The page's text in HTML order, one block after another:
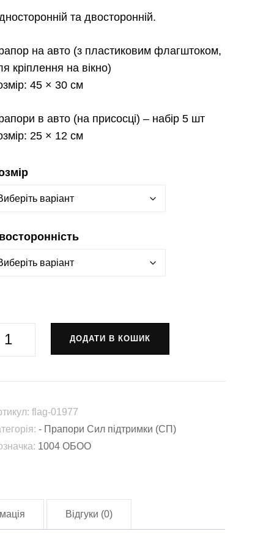
та двосторонній.
на авто (з пластиковим флагштоком,
кріплення на вікно)
45 × 30 см
в авто (на присосці) – набір 5 шт
25 × 12 см
ДОДАТИ В КОШИК
flag-01977
- Прапори Сил підтримки (СП)
1004 ОБОО
Відгуки (0)